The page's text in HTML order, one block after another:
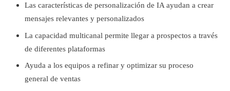
Las características de personalización de IA ayudan a crear
mensajes relevantes y personalizados
La capacidad multicanal permite llegar a prospectos a través
de diferentes plataformas
Ayuda a los equipos a refinar y optimizar su proceso
general de ventas